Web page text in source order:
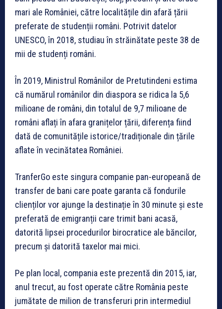
mari ale României, către localitățile din afară țării
preferate de studenții români. Potrivit datelor
UNESCO, în 2018, studiau în străinătate peste 38 de
mii de studenți români.
În 2019, Ministrul Românilor de Pretutindeni estima
că numărul românilor din diaspora se ridica la 5,6
milioane de români, din totalul de 9,7 milioane de
români aflați în afara granițelor țării, diferența fiind
dată de comunitățile istorice/tradiționale din țările
aflate în vecinătatea României.
TranferGo este singura companie pan-europeană de
transfer de bani care poate garanta că fondurile
clienților vor ajunge la destinație în 30 minute și este
preferată de emigranții care trimit bani acasă,
datorită lipsei procedurilor birocratice ale băncilor,
precum și datorită taxelor mai mici.
Pe plan local, compania este prezentă din 2015, iar,
anul trecut, au fost operate către România peste
jumătate de milion de transferuri prin intermediul